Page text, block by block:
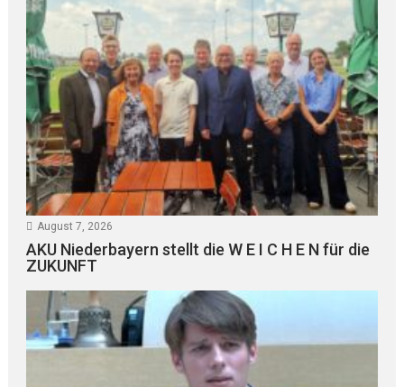
August 7, 2026
AKU Niederbayern stellt die W E I C H E N für die
ZUKUNFT